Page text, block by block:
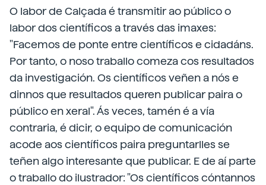
O labor de Calçada é transmitir ao público o
labor dos científicos a través das imaxes:
"Facemos de ponte entre científicos e cidadáns.
Por tanto, o noso traballo comeza cos resultados
da investigación. Os científicos veñen a nós e
dinnos que resultados queren publicar paira o
público en xeral". Ás veces, tamén é a vía
contraria, é dicir, o equipo de comunicación
acode aos científicos paira preguntarlles se
teñen algo interesante que publicar. E de aí parte
o traballo do ilustrador: "Os científicos cóntannos